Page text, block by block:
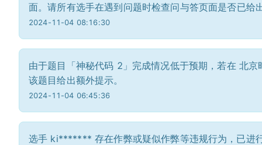
面。请所有选手在遇到问题时检查问与答页面是否已给
2024-11-04 08:16:30
由于题目「神秘代码 2」完成情况低于预期，若在 北
该题目给出额外提示。
2024-11-04 06:45:36
选手 ki******* 存在作弊或疑似作弊等违规行为，已进